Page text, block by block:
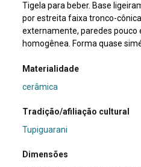
Tigela para beber. Base
por estreita faixa tronco-
externamente, paredes pouco
homogênea. Forma quase
Materialidade
cerâmica
Tradição/afiliação cultural
Tupiguarani
Dimensões